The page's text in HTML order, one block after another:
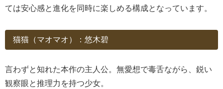
ては安心感と進化を同時に楽しめる構成となっています。
猫猫（マオマオ）：悠木碧
言わずと知れた本作の主人公。無愛想で毒舌ながら、鋭い
観察眼と推理力を持つ少女。